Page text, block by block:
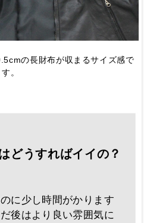
の長財布が収まるサイズ感で
す。
どうすればイイの？
に少し時間がかります
後はより良い雰囲気に